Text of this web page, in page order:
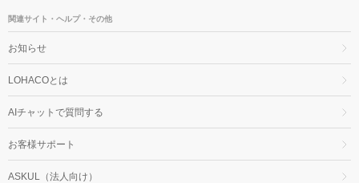
関連サイト・ヘルプ・その他
お知らせ
LOHACOとは
AIチャットで質問する
お客様サポート
ASKUL（法人向け）